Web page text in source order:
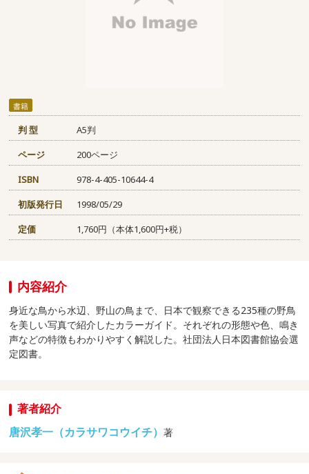
書籍
判 型
A5判
ページ
200ページ
ISBN
978-4-405-10644-4
初版発行日
1998/05/29
定価
1,760円（本体1,600円+税）
内容紹介
身近な鳥から水辺、野山の鳥まで、日本で観察できる235種の野鳥
を美しい写真で紹介したカラーガイド。それぞれの形態や色、鳴き
声などの特徴もわかりやすく解説した。社団法人日本図書館協会選
定図書。
著者紹介
唐沢孝一（カラサワコウイチ）著